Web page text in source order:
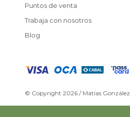
Puntos de venta
Trabaja con nosotros
Blog
© Copyright 2026 / Matías González